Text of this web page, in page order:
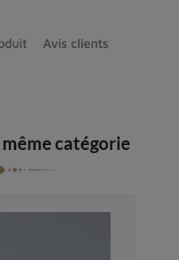
Avis clients
catégorie